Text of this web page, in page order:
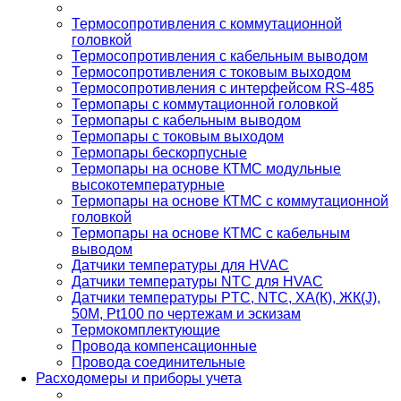
Термосопротивления с коммутационной
головкой
Термосопротивления с кабельным выводом
Термосопротивления с токовым выходом
Термосопротивления с интерфейсом RS-485
Термопары с коммутационной головкой
Термопары с кабельным выводом
Термопары с токовым выходом
Термопары бескорпусные
Термопары на основе КТМС модульные
высокотемпературные
Термопары на основе КТМС с коммутационной
головкой
Термопары на основе КТМС с кабельным
выводом
Датчики температуры для HVAC
Датчики температуры NTC для HVAC
Датчики температуры PTС, NTC, ХА(К), ЖК(J),
50М, Pt100 по чертежам и эскизам
Термокомплектующие
Провода компенсационные
Провода соединительные
Расходомеры и приборы учета